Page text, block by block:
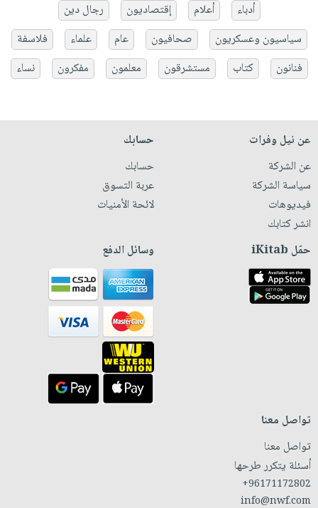
أدباء أعلام إقتصاديون
رجال دين
سياسيون وعسكريون
صحافيون عام علماء
فلاسفة
فنانون
كتاب مستشرقون معلمون مفكرون نساء
عن نيل وفرات
عن الشركة
سياسة الشركة
فيديوهات
انشر كتابك
حسابك
حسابك
عربة التسوق
لائحة الأمنيات
حمّل iKitab وسائل الدفع
تواصل معنا
تواصل معنا
أسئلة يتكرر طرحها
+96171172802
info@nwf.com